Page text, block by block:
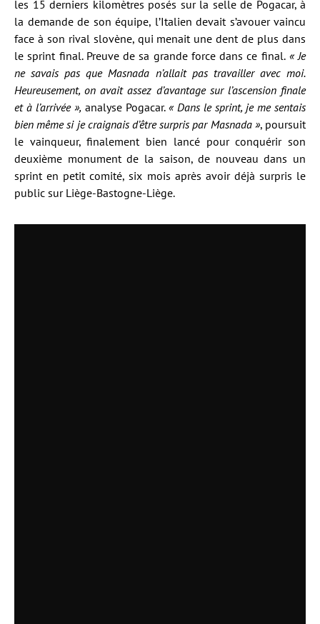
les 15 derniers kilomètres posés sur la selle de Pogacar, à
la demande de son équipe, l’Italien devait s’avouer vaincu
face à son rival slovène, qui menait une dent de plus dans
le sprint final. Preuve de sa grande force dans ce final.« Je
ne savais pas que Masnada n’allait pas travailler avec moi.
Heureusement, on avait assez d’avantage sur l’ascension finale
et à l’arrivée », analyse Pogacar. « Dans le sprint, je me sentais
bien même si je craignais d’être surpris par Masnada », poursuit
le vainqueur, finalement bien lancé pour conquérir son
deuxième monument de la saison, de nouveau dans un
sprint en petit comité, six mois après avoir déjà surpris le
public sur Liège-Bastogne-Liège.